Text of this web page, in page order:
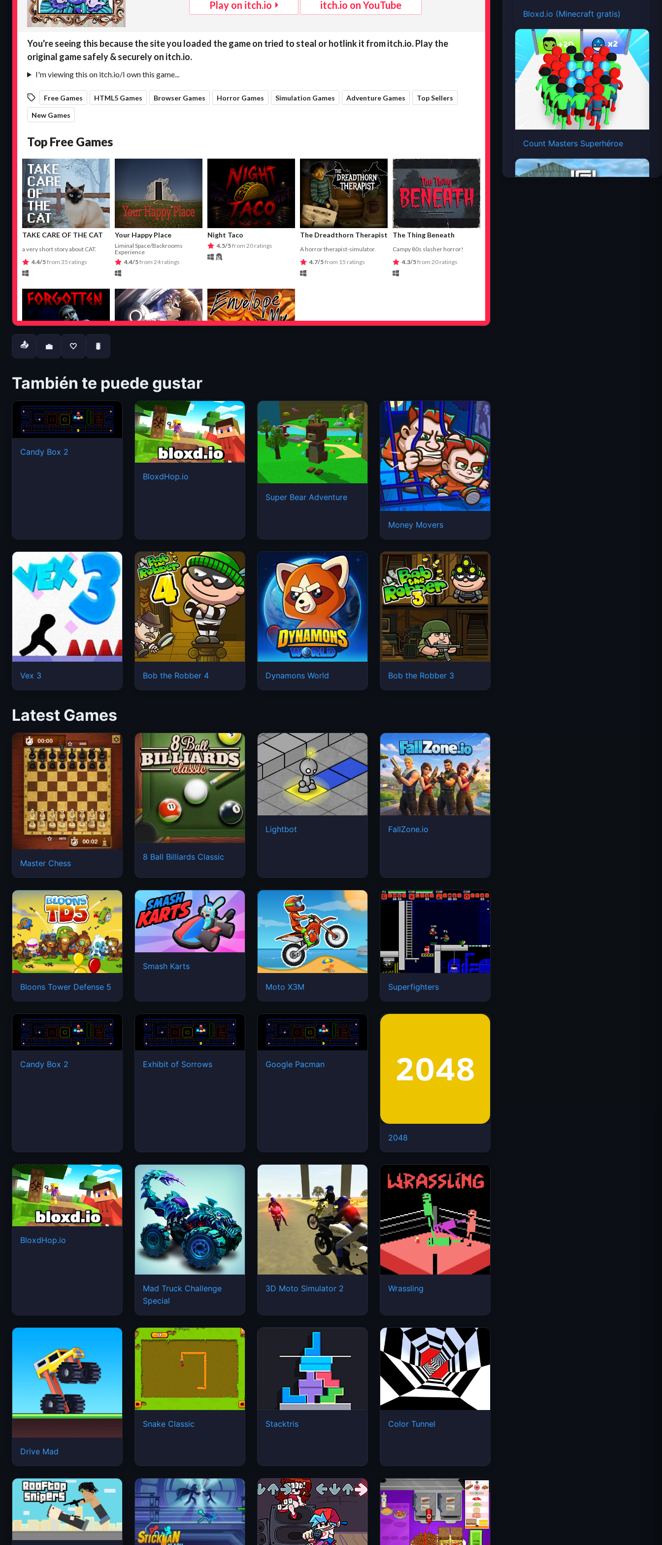
📤 💼 🤍 🐛
También te puede gustar
Candy Box 2
BloxdHop.io
Super Bear Adventure
Money Movers
Vex 3 Bob the Robber 4 Dynamons World Bob the Robber 3
Latest Games
Master Chess
8 Ball Billiards Classic
Lightbot FallZone.io
Bloons Tower Defense 5
Smash Karts
Moto X3M Superfighters
Candy Box 2 Exhibit of Sorrows Google Pacman
2048
BloxdHop.io
Mad Truck Challenge
Special
3D Moto Simulator 2 Wrassling
Drive Mad
Snake Classic Stacktris Color Tunnel
Bloxd.io (Minecraft gratis)
Count Masters Superhéroe